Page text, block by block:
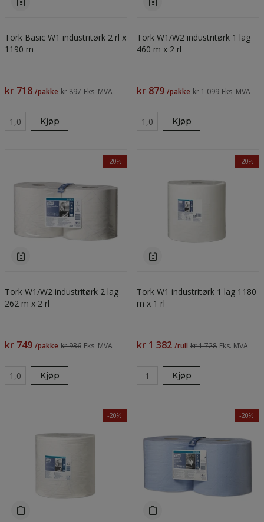
Tork Basic W1 industritørk 2 rl x
1190 m
kr 718 /pakke kr 897 Eks. MVA
Kjøp
Tork W1/W2 industritørk 1 lag
460 m x 2 rl
kr 879 /pakke kr 1 099 Eks. MVA
Kjøp
-20%
Tork W1/W2 industritørk 2 lag
262 m x 2 rl
kr 749 /pakke kr 936 Eks. MVA
Kjøp
-20%
Tork W1 industritørk 1 lag 1180
m x 1 rl
kr 1 382 /rull kr 1 728 Eks. MVA
Kjøp
-20% -20%